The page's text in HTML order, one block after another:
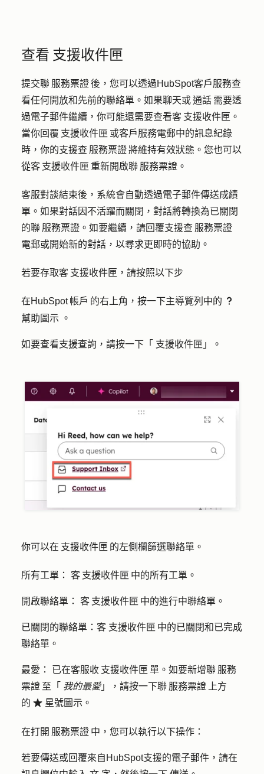
查看 支援收件匣
提交聯 服務票證 後，您可以透過HubSpot客戶服務查
看任何開放和先前的聯絡單。如果聊天或 通話 需要透
過電子郵件繼續，你可能還需要查看客 支援收件匣。
當你回覆 支援收件匣 或客戶服務電郵中的訊息紀錄
時，你的支援查 服務票證 將維持有效狀態。您也可以
從客 支援收件匣 重新開啟聯 服務票證。
客服對談結束後，系統會自動透過電子郵件傳送成績
單。如果對話因不活躍而關閉，對話將轉換為已關閉
的聯 服務票證。如要繼續，請回覆支援查 服務票證
電郵或開始新的對話，以尋求更即時的協助。
若要存取客 支援收件匣，請按照以下步
在HubSpot 帳戶 的右上角，按一下主導覽列中的 question
幫助圖示 。
如要查看支援查詢，請按一下「 支援收件匣 」。
你可以在 支援收件匣 的左側欄篩選聯絡單。
所有工單： 客 支援收件匣 中的所有工單。
開啟聯絡單： 客 支援收件匣 中的進行中聯絡單。
已關閉的聯絡單：客 支援收件匣 中的已關閉和已完成
聯絡單。
最愛：
已在客服收 支援收件匣 單。如要新增聯 服務
票證 至「 我的最愛」，請按一下聯 服務票證 上方
的 favorite 星號圖 示。
在打開 服務票證 中，您可以執行以下操作：
若要傳送或回覆來自HubSpot支援的電子郵件，請在